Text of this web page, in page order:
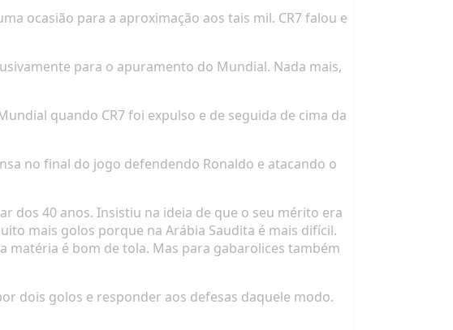
ocasião para a aproximação aos tais mil. CR7 falou e
para o apuramento do Mundial. Nada mais,
quando CR7 foi expulso e de seguida de cima da
no final do jogo defendendo Ronaldo e atacando o
dos 40 anos. Insistiu na ideia de que o seu mérito era
mais golos porque na Arábia Saudita é mais difícil.
matéria é bom de tola. Mas para gabarolices também
dois golos e responder aos defesas daquele modo.